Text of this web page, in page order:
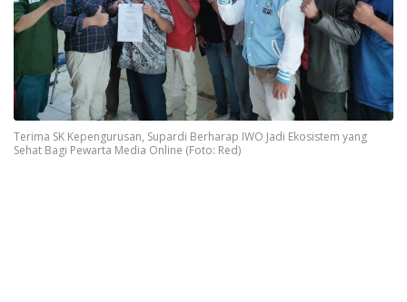
Terima SK Kepengurusan, Supardi Berharap IWO Jadi Ekosistem yang
Sehat Bagi Pewarta Media Online (Foto: Red)